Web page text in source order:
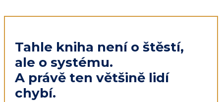
Tahle kniha není o štěstí,
ale o systému.
A právě ten většině lidí
chybí.